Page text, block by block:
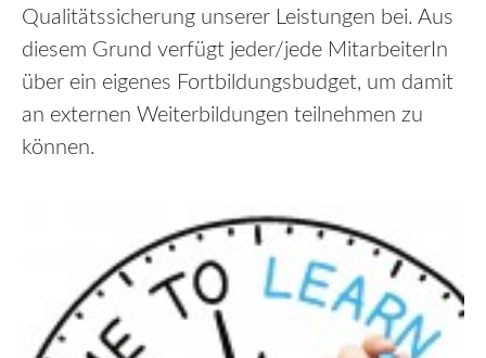
Qualitätssicherung unserer Leistungen bei. Aus
diesem Grund verfügt jeder/jede MitarbeiterIn
über ein eigenes Fortbildungsbudget, um damit
an externen Weiterbildungen teilnehmen zu
können.